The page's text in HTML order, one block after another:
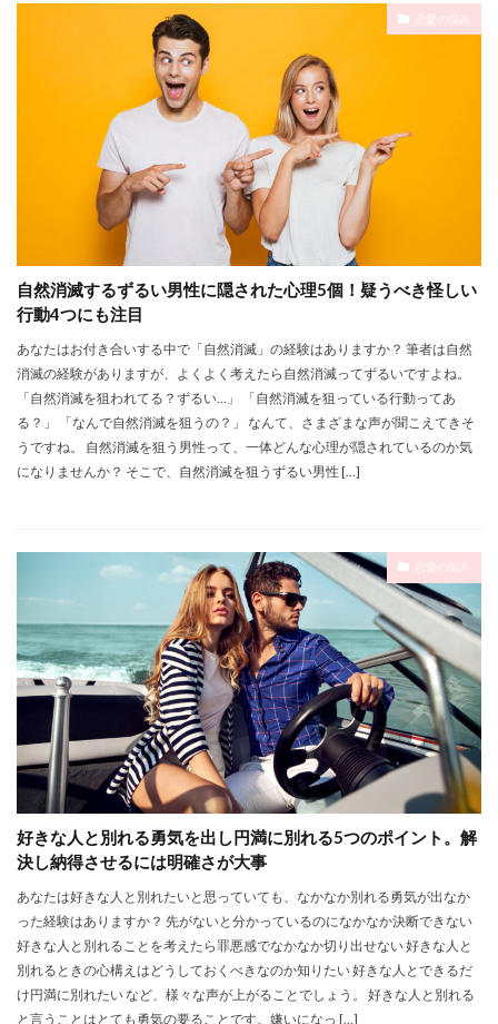
恋愛の悩み
自然消滅するずるい男性に隠された心理5個！疑うべき怪しい
行動4つにも注目
あなたはお付き合いする中で「自然消滅」の経験はありますか？ 筆者は自然
消滅の経験がありますが、よくよく考えたら自然消滅ってずるいですよね。
「自然消滅を狙われてる？ずるい…」 「自然消滅を狙っている行動ってあ
る？」 「なんで自然消滅を狙うの？」 なんて、さまざまな声が聞こえてきそ
うですね。 自然消滅を狙う男性って、一体どんな心理が隠されているのか気
になりませんか？ そこで、自然消滅を狙うずるい男性 […]
恋愛の悩み
好きな人と別れる勇気を出し円満に別れる5つのポイント。解
決し納得させるには明確さが大事
あなたは好きな人と別れたいと思っていても、なかなか別れる勇気が出なか
った経験はありますか？ 先がないと分かっているのになかなか決断できない
好きな人と別れることを考えたら罪悪感でなかなか切り出せない 好きな人と
別れるときの心構えはどうしておくべきなのか知りたい 好きな人とできるだ
け円満に別れたい など、様々な声が上がることでしょう。 好きな人と別れる
と言うことはとても勇気の要ることです。嫌いになっ […]